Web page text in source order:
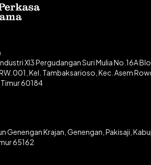
XI3 Pergudangan Suri Mulia No.16A
Kel. Tambaksarioso, Kec. Asem
60184
Genengan Krajan, Genengan, Pakisaji,
65162